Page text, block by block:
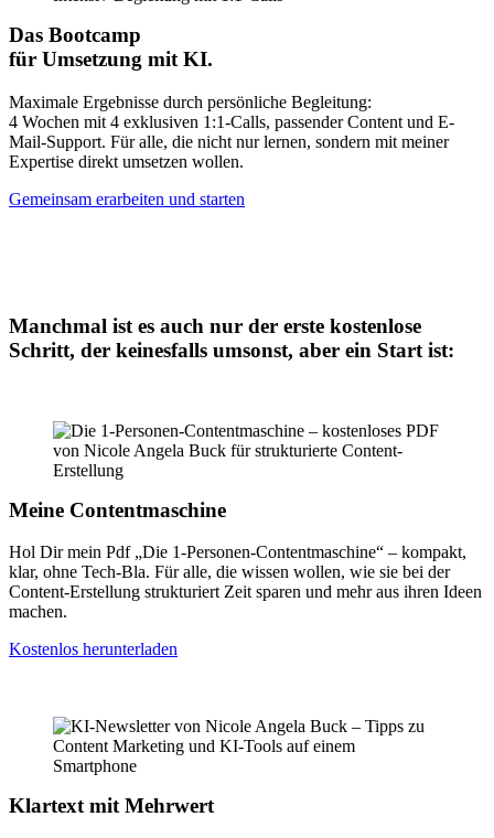
Das Bootcamp
für Umsetzung mit KI.
Maximale Ergebnisse durch persönliche Begleitung:
4 Wochen mit 4 exklusiven 1:1-Calls, passender Content und E-
Mail-Support. Für alle, die nicht nur lernen, sondern mit meiner
Expertise direkt umsetzen wollen.
Gemeinsam erarbeiten und starten
Manchmal ist es auch nur der erste kostenlose
Schritt, der keinesfalls umsonst, aber ein Start ist:
Meine Contentmaschine
Hol Dir mein Pdf „Die 1-Personen-Contentmaschine“ – kompakt,
klar, ohne Tech-Bla. Für alle, die wissen wollen, wie sie bei der
Content-Erstellung strukturiert Zeit sparen und mehr aus ihren Ideen
machen.
Kostenlos herunterladen
Klartext mit Mehrwert